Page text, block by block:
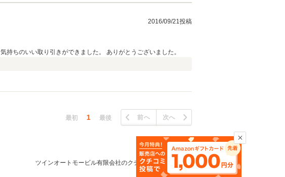
2016/09/21投稿
ちのいい取り引きができました。 ありがとうございました。
最初 1 最後 前へ 次へ
ツインオートモービル有限会社のクチコミ一覧TOPへ